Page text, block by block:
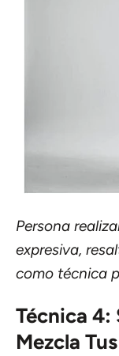
Persona
expresiva,
como técnica
Técnica
Mezcla